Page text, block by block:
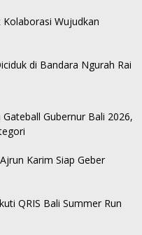
Wujudkan
di Bandara Ngurah Rai
Gubernur Bali 2026,
Karim Siap Geber
QRIS Bali Summer Run